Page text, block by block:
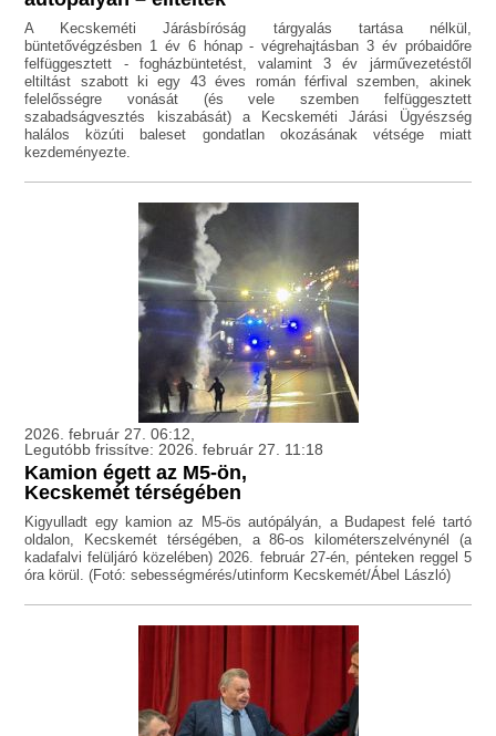
A Kecskeméti Járásbíróság tárgyalás tartása nélkül,
büntetővégzésben 1 év 6 hónap - végrehajtásban 3 év próbaidőre
felfüggesztett - fogházbüntetést, valamint 3 év járművezetéstől
eltiltást szabott ki egy 43 éves román férfival szemben, akinek
felelősségre vonását (és vele szemben felfüggesztett
szabadságvesztés kiszabását) a Kecskeméti Járási Ügyészség
halálos közúti baleset gondatlan okozásának vétsége miatt
kezdeményezte.
2026. február 27. 06:12,
Legutóbb frissítve: 2026. február 27. 11:18
Kamion égett az M5-ön,
Kecskemét térségében
Kigyulladt egy kamion az M5-ös autópályán, a Budapest felé tartó
oldalon, Kecskemét térségében, a 86-os kilométerszelvénynél (a
kadafalvi felüljáró közelében) 2026. február 27-én, pénteken reggel 5
óra körül. (Fotó: sebességmérés/utinform Kecskemét/Ábel László)